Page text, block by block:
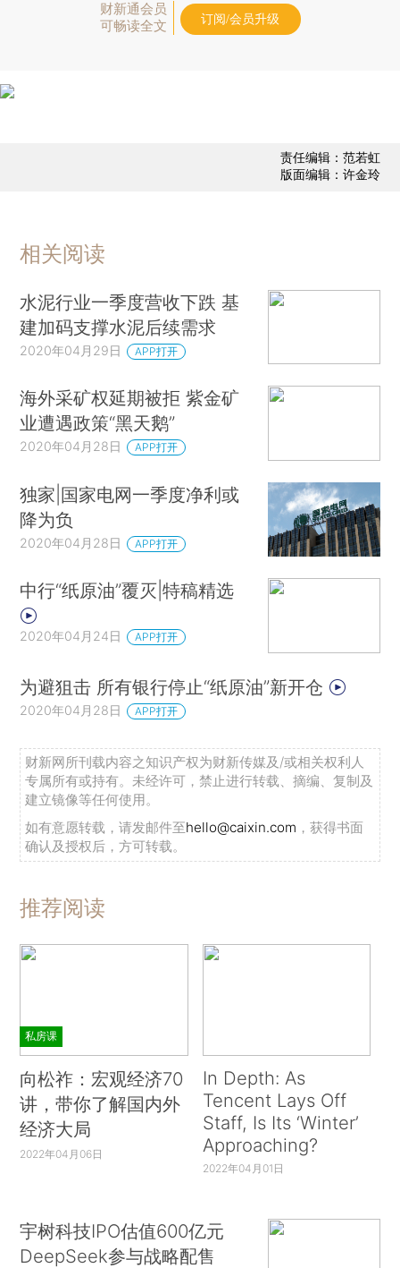
财新通会员
可畅读全文
订阅/会员升级
责任编辑：范若虹
版面编辑：许金玲
相关阅读
水泥行业一季度营收下跌 基
建加码支撑水泥后续需求
2020年04月29日 APP打开
海外采矿权延期被拒 紫金矿
业遭遇政策“黑天鹅”
2020年04月28日 APP打开
独家|国家电网一季度净利或
降为负
2020年04月28日 APP打开
中行“纸原油”覆灭|特稿精选
2020年04月24日 APP打开
为避狙击 所有银行停止“纸原油”新开仓
2020年04月28日 APP打开
财新网所刊载内容之知识产权为财新传媒及/或相关权利人
专属所有或持有。未经许可，禁止进行转载、摘编、复制及
建立镜像等任何使用。
如有意愿转载，请发邮件至hello@caixin.com ，获得书面
确认及授权后，方可转载。
推荐阅读
私房课
向松祚：宏观经济70
讲，带你了解国内外
经济大局
2022年04月06日
In Depth: As
Tencent Lays Off
Staff, Is Its ‘Winter’
Approaching?
2022年04月01日
宇树科技IPO估值600亿元
DeepSeek参与战略配售